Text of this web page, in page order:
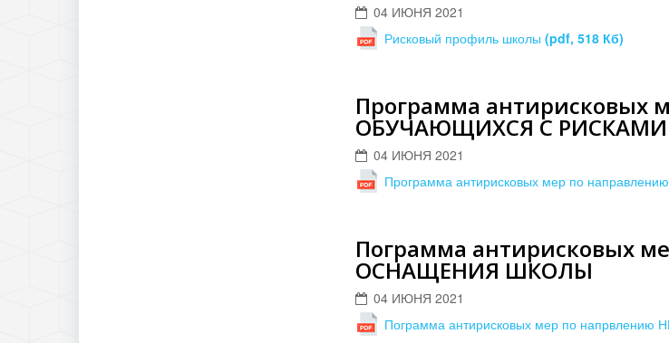
04 ИЮНЯ 2021
Рисковый профиль школы (pdf, 518 Кб)
Программа антирисковых
ОБУЧАЮЩИХСЯ С
04 ИЮНЯ 2021
Программа антирисковых мер по
Пограмма антирисковых
ОСНАЩЕНИЯ ШКОЛЫ
04 ИЮНЯ 2021
Пограмма антирисковых мер по